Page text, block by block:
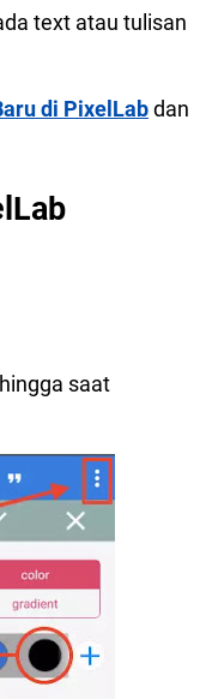
text atau tulisan
di PixelLabdan
saat